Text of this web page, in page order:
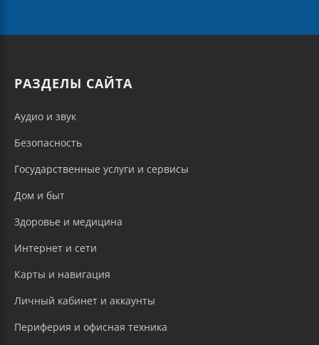
РАЗДЕЛЫ САЙТА
Аудио и звук
Безопасность
Государственные услуги и сервисы
Дом и быт
Здоровье и медицина
Интернет и сети
Карты и навигация
Личный кабинет и аккаунты
Периферия и офисная техника